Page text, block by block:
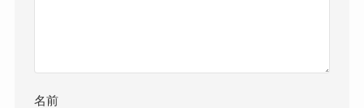
名前